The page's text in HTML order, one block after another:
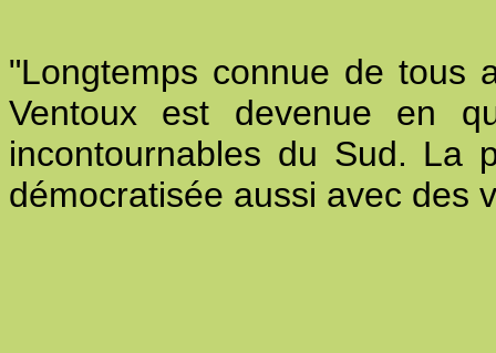
"Longtemps connue de tous
Ventoux est devenue en
incontournables du Sud. La
démocratisée aussi avec des